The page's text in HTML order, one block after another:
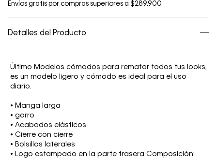
Envíos gratis por compras superiores a $289.900
Detalles del Producto
Último Modelos cómodos para rematar todos tus looks,
es un modelo ligero y cómodo es ideal para el uso
diario.
• Manga larga
• gorro
• Acabados elásticos
• Cierre con cierre
• Bolsillos laterales
• Logo estampado en la parte trasera Composición: